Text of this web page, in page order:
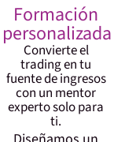
Formación
personalizada
Convierte el
trading en tu
fuente de ingresos
con un mentor
experto solo para
ti.